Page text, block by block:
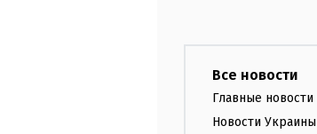
Все новости
Главные новости
Новости Украины